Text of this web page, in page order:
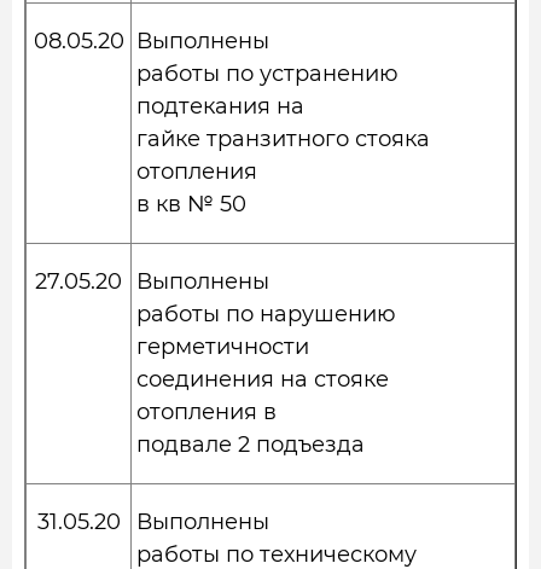
08.05.20 Выполнены
работы по устранению
подтекания на
гайке транзитного стояка
отопления
в кв № 50
27.05.20
Выполнены
работы по нарушению
герметичности
соединения на стояке
отопления в
подвале 2 подъезда
31.05.20
Выполнены
работы по техническому